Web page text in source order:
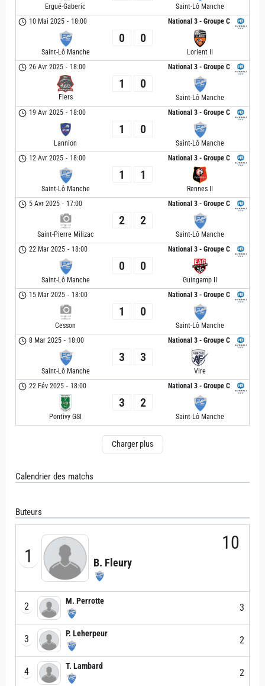
Ergué-Gaberic
Saint-Lô Manche
National 3 - Groupe C
10 Mai 2025 - 18:00
Saint-Lô Manche
0 0
Lorient II
National 3 - Groupe C
26 Avr 2025 - 18:00
Flers
1 0
Saint-Lô Manche
National 3 - Groupe C
19 Avr 2025 - 18:00
Lannion
1 0
Saint-Lô Manche
National 3 - Groupe C
12 Avr 2025 - 18:00
Saint-Lô Manche
1 1
Rennes II
National 3 - Groupe C
5 Avr 2025 - 17:00
Saint-Pierre Milizac
2 2
Saint-Lô Manche
National 3 - Groupe C
22 Mar 2025 - 18:00
Saint-Lô Manche
0 0
Guingamp II
National 3 - Groupe C
15 Mar 2025 - 18:00
Cesson
1 0
Saint-Lô Manche
National 3 - Groupe C
8 Mar 2025 - 18:00
Saint-Lô Manche
3 3
Vire
National 3 - Groupe C
22 Fév 2025 - 18:00
Pontivy GSI
3 2
Saint-Lô Manche
Charger plus
Calendrier des matchs
Buteurs
1
10
B. Fleury
2 M. Perrotte
3
3 P. Leherpeur
2
4 T. Lambard
2